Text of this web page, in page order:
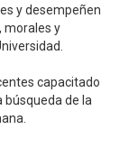
y desempeñen
morales y
capacitado
búsqueda de la